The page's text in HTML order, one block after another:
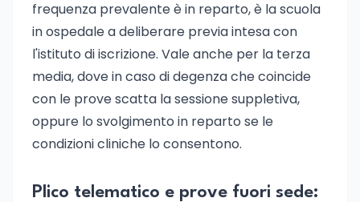
frequenza prevalente è in reparto, è la scuola
in ospedale a deliberare previa intesa con
l'istituto di iscrizione. Vale anche per la terza
media, dove in caso di degenza che coincide
con le prove scatta la sessione suppletiva,
oppure lo svolgimento in reparto se le
condizioni cliniche lo consentono.
Plico telematico e prove fuori sede: